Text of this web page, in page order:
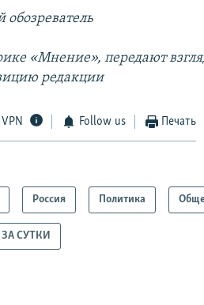
«Мнение», передают
редакции
Follow us Печать
Россия Политика
ЗА СУТКИ